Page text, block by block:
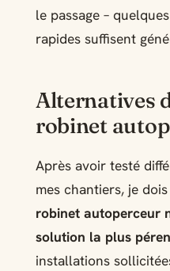
le passage –
rapides suffisent
Alternatives
robinet
Après avoir testé
mes chantiers, je
robinet autoperceur
solution la plus
installations